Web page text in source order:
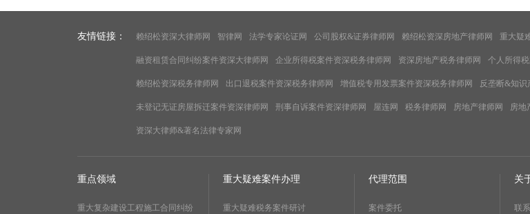
友情链接： 赖绍松资深大律师网 智律网 法学专家论证网 公司股权&证券律师网 赖绍松资深房地产律师网 重大疑
融资租赁合同纠纷案件资深大律师网 企业所得税案件资深税务律师网 资深房地产税务律师网 个人所得
赖绍松资深税务律师网 出口退税案件资深税务律师网 增值税专用发票案件资深税务律师网 反垄断&知识
未登记无证房屋拆迁案件资深律师网 刑事自诉案件资深律师网 屋连网 税务律师网 房地产律师网 房地
资深大律师&著名法律专家网
重点领域
重大复杂建设工程施工合同纠纷
重大疑难案件办理
重大疑难税务案件研讨
代理范围
案件委托
关
联